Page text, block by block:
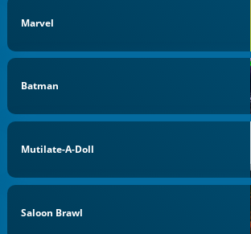
Marvel
Batman
Mutilate-A-Doll
Saloon Brawl